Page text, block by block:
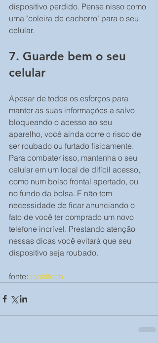
dispositivo perdido. Pense nisso como
uma "coleira de cachorro" para o seu
celular.
7. Guarde bem o seu
celular
Apesar de todos os esforços para
manter as suas informações a salvo
bloqueando o acesso ao seu
aparelho, você ainda corre o risco de
ser roubado ou furtado fisicamente.
Para combater isso, mantenha o seu
celular em um local de difícil acesso,
como num bolso frontal apertado, ou
no fundo da bolsa. E não tem
necessidade de ficar anunciando o
fato de você ter comprado um novo
telefone incrível. Prestando atenção
nessas dicas você evitará que seu
dispositivo seja roubado.
fonte:canaltech